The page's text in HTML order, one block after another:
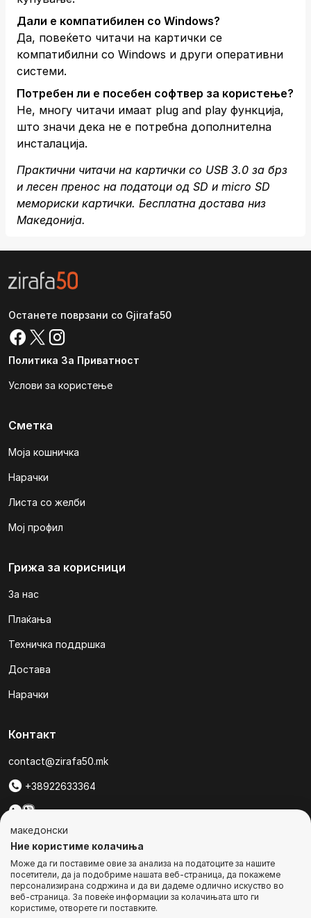
Дали е компатибилен со Windows?
Да, повеќето читачи на картички се
компатибилни со Windows и други оперативни
системи.
Потребен ли е посебен софтвер за користење?
Не, многу читачи имаат plug and play функција,
што значи дека не е потребна дополнителна
инсталација.
Практични читачи на картички со USB 3.0 за брз
и лесен пренос на податоци од SD и micro SD
мемориски картички. Бесплатна достава низ
Македонија.
Останете поврзани со Gjirafa50
Политика За Приватност
Услови за користење
Сметка
Моја кошничка
Нарачки
Листа со желби
Мој профил
Грижа за корисници
За нас
Плаќања
Техничка поддршка
Достава
Нарачки
Контакт
contact@zirafa50.mk
+38922633364
b2b@zirafa50.mk
Jадранска Магистрала 86, Skopje, North Macedonia
македонски
Ние користиме колачиња
Може да ги поставиме овие за анализа на податоците за нашите
посетители, да ја подобриме нашата веб-страница, да покажеме
персонализирана содржина и да ви дадеме одлично искуство во
веб-страница. За повеќе информации за колачињата што ги
користиме, отворете ги поставките.